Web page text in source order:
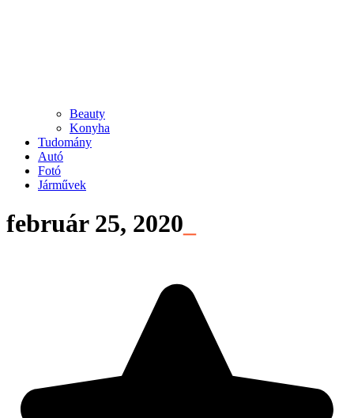
Beauty
Konyha
Tudomány
Autó
Fotó
Járművek
február 25, 2020